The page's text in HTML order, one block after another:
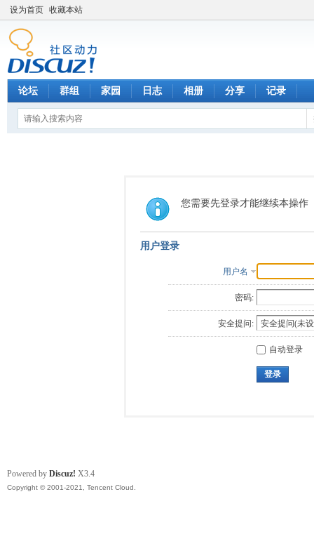
设为首页 收藏本站
论坛 群组 家园 日志 相册 分享 记录
您需要先登录才能继续本操作
用户登录
用户名
密码:
安全提问:
自动登录
登录
Powered by Discuz! X3.4
Copyright © 2001-2021, Tencent Cloud.